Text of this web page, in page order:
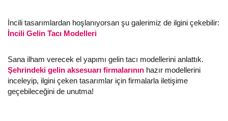
İncili tasarımlardan hoşlanıyorsan şu galerimiz de ilgini çekebilir:
İncili Gelin Tacı Modelleri
Sana ilham verecek el yapımı gelin tacı modellerini anlattık.
Şehrindeki gelin aksesuarı firmalarının hazır modellerini
inceleyip, ilgini çeken tasarımlar için firmalarla iletişime
geçebileceğini de unutma!